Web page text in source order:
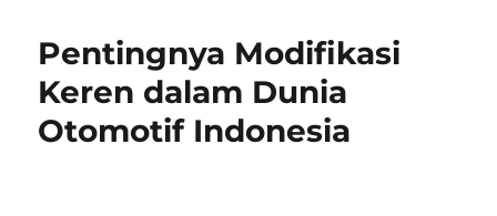
Pentingnya Modifikasi
Keren dalam Dunia
Otomotif Indonesia